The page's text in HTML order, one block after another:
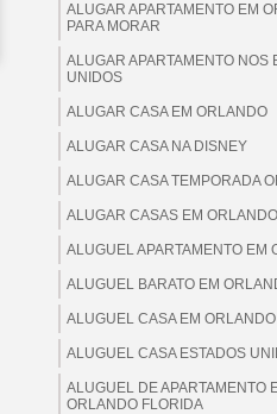
ALUGAR APARTAMENTO EM
PARA MORAR
ALUGAR APARTAMENTO NOS
UNIDOS
ALUGAR CASA EM ORLANDO
ALUGAR CASA NA DISNEY
ALUGAR CASA TEMPORADA
ALUGAR CASAS EM
ALUGUEL APARTAMENTO EM
ALUGUEL BARATO EM
ALUGUEL CASA EM ORLANDO
ALUGUEL CASA ESTADOS
ALUGUEL DE APARTAMENTO
ORLANDO FLORIDA